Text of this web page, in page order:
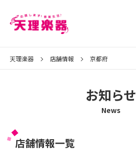
天理楽器 店舗情報 京都府
お知らせ
News
店舗情報一覧